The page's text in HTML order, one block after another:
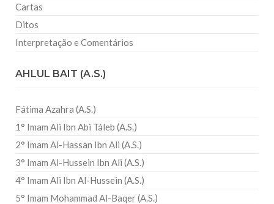
Cartas
Ditos
Interpretação e Comentários
AHLUL BAIT (A.S.)
Fátima Azahra (A.S.)
1° Imam Ali Ibn Abi Táleb (A.S.)
2° Imam Al-Hassan Ibn Ali (A.S.)
3° Imam Al-Hussein Ibn Ali (A.S.)
4° Imam Ali Ibn Al-Hussein (A.S.)
5° Imam Mohammad Al-Baqer (A.S.)